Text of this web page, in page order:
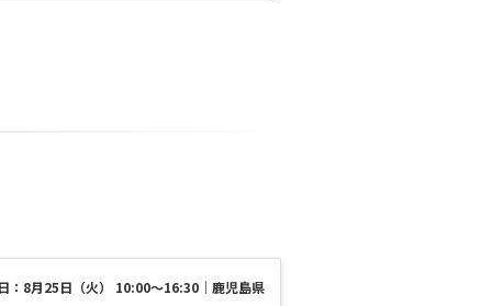
：8月25日（火） 10:00～16:30｜鹿児島県